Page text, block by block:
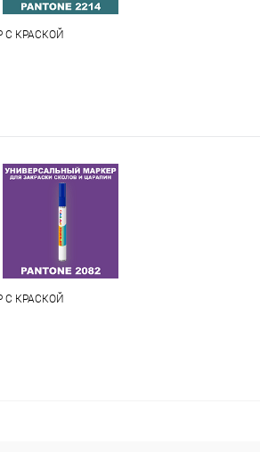
С КРАСКОЙ
С КРАСКОЙ